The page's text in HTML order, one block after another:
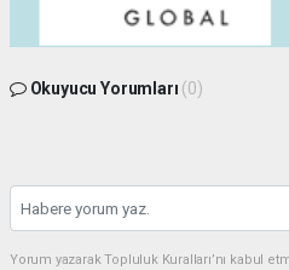
Okuyucu Yorumları (0)
Yorum yazarak Topluluk Kuralları’nı kabul